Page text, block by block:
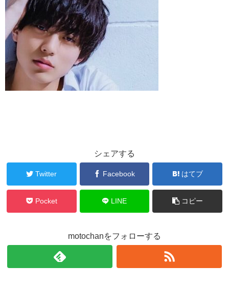
シェアする
Twitter Facebook はてブ
Pocket LINE コピー
motochanをフォローする